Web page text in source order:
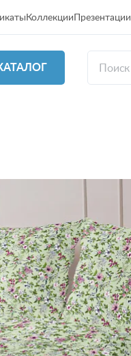
КоллекцииПрезентации